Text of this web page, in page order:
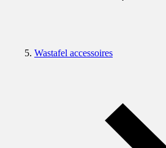
Wastafel accessoires